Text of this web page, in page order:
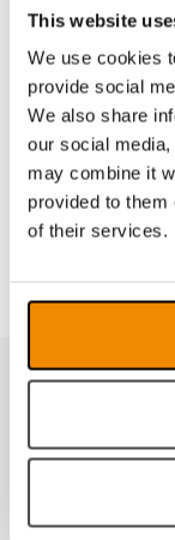
This website
We use cookies
provide social
We also share
our social
may combine it
provided to them
of their services.
In Dealer
Händler zur